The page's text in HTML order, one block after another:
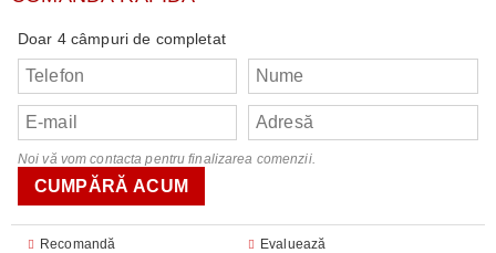
Doar 4 câmpuri de completat
Noi vă vom contacta pentru finalizarea comenzii.
Recomandă
Evaluează